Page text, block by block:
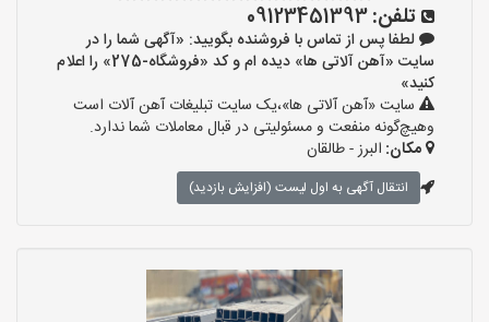
تلفن:09123451393
لطفا پس از تماس با فروشنده بگویید: «آگهی شما را در
سایت «آهن آلاتی ها» دیده ام و کد «فروشگاه-275» را اعلام
کنید»
سایت «آهن آلاتی ها»،یک سایت تبلیغات آهن آلات است
وهیچ‌گونه منفعت و مسئولیتی در قبال معاملات شما ندارد.
مکان: البرز - طالقان
انتقال آگهی به اول لیست (افزایش بازدید)